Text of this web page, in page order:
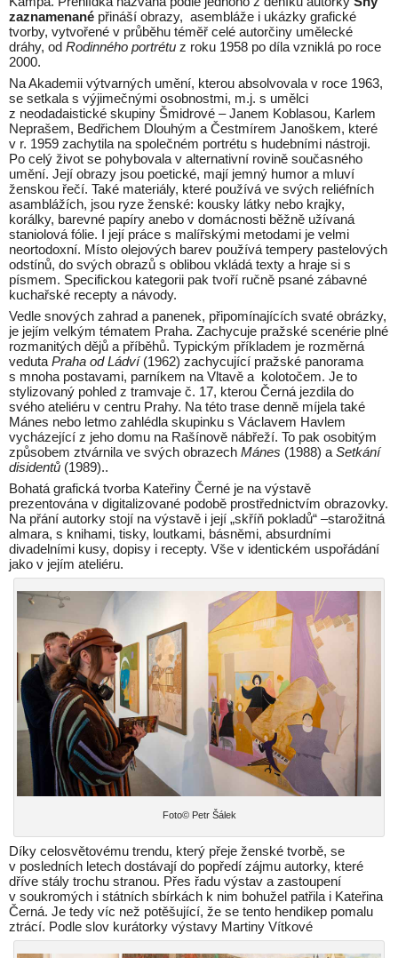
zaznamenané přináší obrazy, asembláže i ukázky grafické
tvorby, vytvořené v průběhu téměř celé autorčiny umělecké
dráhy, od Rodinného portrétu z roku 1958 po díla vzniklá po roce
2000.
Na Akademii výtvarných umění, kterou absolvovala v roce 1963,
se setkala s výjimečnými osobnostmi, m.j. s umělci
z neodadaistické skupiny Šmidrové – Janem Koblasou, Karlem
Neprašem, Bedřichem Dlouhým a Čestmírem Janoškem, které
v r. 1959 zachytila na společném portrétu s hudebními nástroji.
Po celý život se pohybovala v alternativní rovině současného
umění. Její obrazy jsou poetické, mají jemný humor a mluví
ženskou řečí. Také materiály, které používá ve svých reliéfních
asamblážích, jsou ryze ženské: kousky látky nebo krajky,
korálky, barevné papíry anebo v domácnosti běžně užívaná
staniolová fólie. I její práce s malířskými metodami je velmi
neortodoxní. Místo olejových barev používá tempery pastelových
odstínů, do svých obrazů s oblibou vkládá texty a hraje si s
písmem. Specifickou kategorii pak tvoří ručně psané zábavné
kuchařské recepty a návody.
Vedle snových zahrad a panenek, připomínajících svaté obrázky,
je jejím velkým tématem Praha. Zachycuje pražské scenérie plné
rozmanitých dějů a příběhů. Typickým příkladem je rozměrná
veduta Praha od Ládví(1962) zachycující pražské panorama
s mnoha postavami, parníkem na Vltavě a kolotočem. Je to
stylizovaný pohled z tramvaje č. 17, kterou Černá jezdila do
svého ateliéru v centru Prahy. Na této trase denně míjela také
Mánes nebo letmo zahlédla skupinku s Václavem Havlem
vycházející z jeho domu na Rašínově nábřeží. To pak osobitým
způsobem ztvárnila ve svých obrazech Mánes (1988) a Setkání
disidentů (1989)..
Bohatá grafická tvorba Kateřiny Černé je na výstavě
prezentována v digitalizované podobě prostřednictvím obrazovky.
Na přání autorky stojí na výstavě i její „skříň pokladů“ –starožitná
almara, s knihami, tisky, loutkami, básněmi, absurdními
divadelními kusy, dopisy i recepty. Vše v identickém uspořádání
jako v jejím ateliéru.
Foto© Petr Šálek
Díky celosvětovému trendu, který přeje ženské tvorbě, se
v posledních letech dostávají do popředí zájmu autorky, které
dříve stály trochu stranou. Přes řadu výstav a zastoupení
v soukromých i státních sbírkách k nim bohužel patřila i Kateřina
Černá. Je tedy víc než potěšující, že se tento hendikep pomalu
ztrácí. Podle slov kurátorky výstavy Martiny Vítkové